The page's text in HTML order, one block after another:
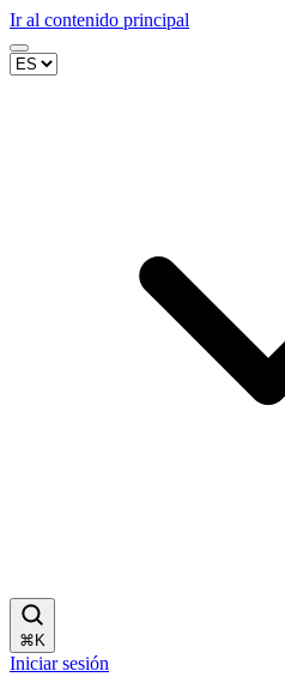
Ir al contenido principal
⌘ K
Iniciar sesión